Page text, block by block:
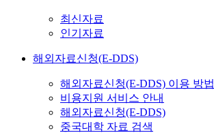
최신자료
인기자료
해외자료신청(E-DDS)
해외자료신청(E-DDS) 이용 방법
비용지원 서비스 안내
해외자료신청(E-DDS)
중국대학 자료 검색